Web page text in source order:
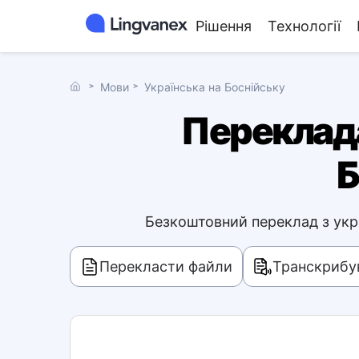
Рішення Технології
˃ Мови ˃ Українська на Боснійську
Безкоштовний переклад з
Перекласти файли